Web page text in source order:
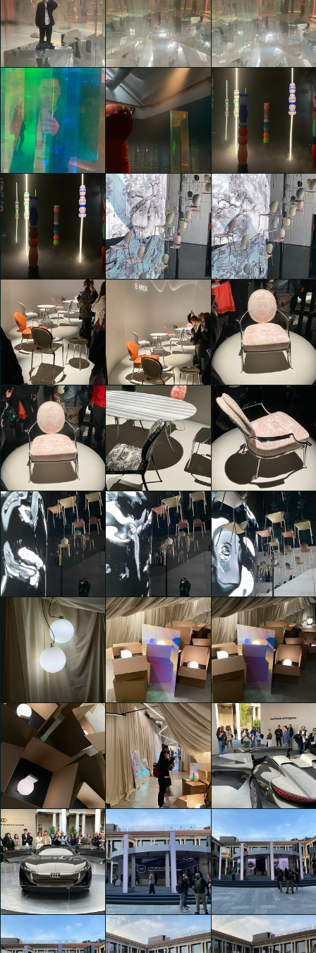
Kaiyuan Liu Kaiyuan Liu Kaiyuan Liu
Kaiyuan Liu Kaiyuan Liu Kaiyuan Liu
Kaiyuan Liu Kaiyuan Liu Kaiyuan Liu
Kaiyuan Liu
Monsieur Dior
Kaiyuan Liu
Monsieur Dior
Kaiyuan Liu
Monsieur Dior
Kaiyuan Liu
Monsieur Dior
Kaiyuan Liu
Monsieur Dior
Kaiyuan Liu
Monsieur Dior
Kaiyuan Liu
Monsieur Dior
Kaiyuan Liu
Monsieur Dior
Kaiyuan Liu
Monsieur Dior
Monsieur Dior
Kaiyuan Liu
Monsieur Dior
Kaiyuan Liu
Delta Light - momentUM
Kaiyuan Liu
Delta Light - momentUM
Kaiyuan Liu
Delta Light - momentUM
Kaiyuan Liu
Delta Light - momentUM
Kaiyuan Liu
Delta Light - momentUM
Kaiyuan Liu
AUDI HOUSE OF
PROGRESS - THE
DOMINO ACT
Kaiyuan Liu